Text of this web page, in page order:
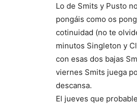
Lo de Smits y Pusto
pongáis como os
cotinuidad (no te
minutos Singleton y
con esas dos bajas
viernes Smits juega
descansa.
El jueves que